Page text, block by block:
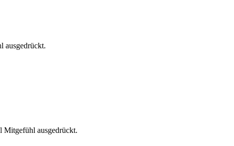
ausgedrückt.
Mitgefühl ausgedrückt.